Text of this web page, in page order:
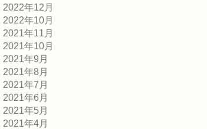
2022年12月
2022年10月
2021年11月
2021年10月
2021年9月
2021年8月
2021年7月
2021年6月
2021年5月
2021年4月